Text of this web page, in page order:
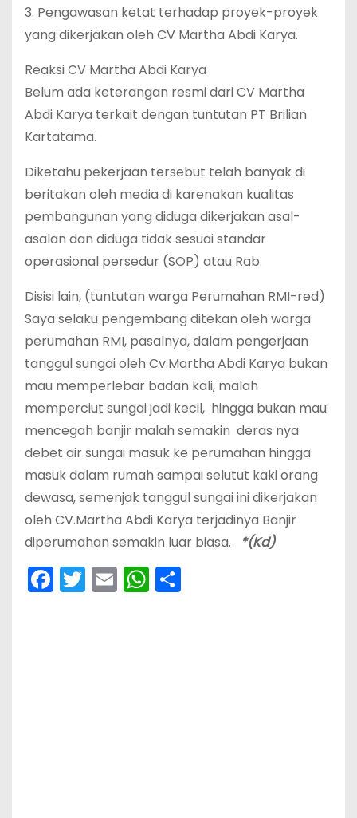
3. Pengawasan ketat terhadap proyek-proyek
yang dikerjakan oleh CV Martha Abdi Karya.
Reaksi CV Martha Abdi Karya
Belum ada keterangan resmi dari CV Martha
Abdi Karya terkait dengan tuntutan PT Brilian
Kartatama.
Diketahu pekerjaan tersebut telah banyak di
beritakan oleh media di karenakan kualitas
pembangunan yang diduga dikerjakan asal-
asalan dan diduga tidak sesuai standar
operasional persedur (SOP) atau Rab.
Disisi lain, (tuntutan warga Perumahan RMI-red)
Saya selaku pengembang ditekan oleh warga
perumahan RMI, pasalnya, dalam pengerjaan
tanggul sungai oleh Cv.Martha Abdi Karya bukan
mau memperlebar badan kali, malah
memperciut sungai jadi kecil, hingga bukan mau
mencegah banjir malah semakin deras nya
debet air sungai masuk ke perumahan hingga
masuk dalam rumah sampai selutut kaki orang
dewasa, semenjak tanggul sungai ini dikerjakan
oleh CV.Martha Abdi Karya terjadinya Banjir
diperumahan semakin luar biasa.
*(Kd)
F
a
T
w
E
m
W
h